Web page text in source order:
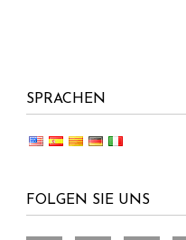
SPRACHEN
FOLGEN SIE UNS